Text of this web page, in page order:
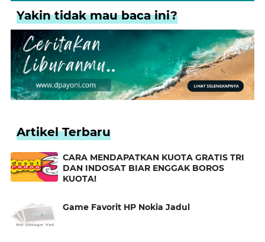
Yakin tidak mau baca ini?
Artikel Terbaru
CARA MENDAPATKAN KUOTA GRATIS TRI
DAN INDOSAT BIAR ENGGAK BOROS
KUOTA!
Game Favorit HP Nokia Jadul